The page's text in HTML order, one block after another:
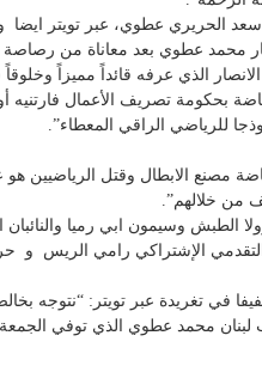
الحريري عطوي، عبر تويتر ايضا
محمد عطوي بعد معاناة من
الانصار الذي عرفه قائداً مميزاً
بحكومة تصريف الأعمال فارتنيه
للرياضي الراقي المعطاء”.
مصنع الابطال وقتل الرياضيين
من خلالهم”.
الطبش وسيمون ابي رميا
الإشتراكي رامي الريس و
في تغريدة عبر تويتر: “نتوجه